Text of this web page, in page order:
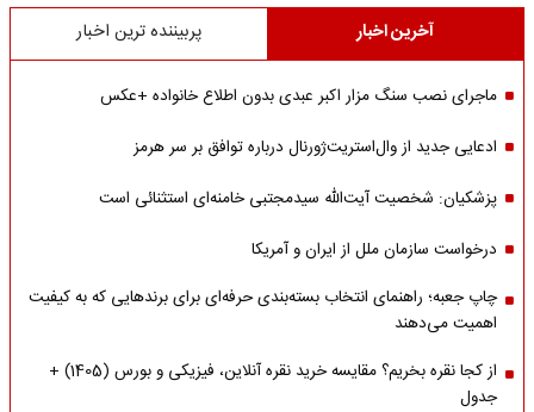
آخرین اخبار پربیننده ترین اخبار
ماجرای نصب سنگ مزار اکبر عبدی بدون اطلاع خانواده +عکس
ادعایی جدید از وال‌استریت‌ژورنال درباره توافق بر سر هرمز
پزشکیان: شخصیت آیت‌الله سیدمجتبی خامنه‌ای استثنائی است
درخواست سازمان ملل از ایران و آمریکا
چاپ جعبه؛ راهنمای انتخاب بسته‌بندی حرفه‌ای برای برندهایی که به کیفیت
اهمیت می‌دهند
از کجا نقره بخریم؟ مقایسه خرید نقره آنلاین، فیزیکی و بورس (1405) +
جدول